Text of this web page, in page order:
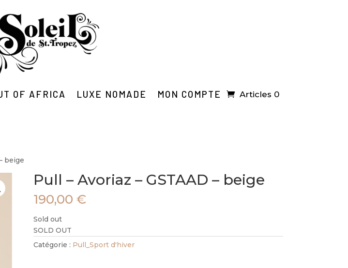
OF AFRICA LUXE NOMADE MON COMPTE Articles 0
beige
Pull – Avoriaz – GSTAAD – beige
190,00 €
Sold out
SOLD OUT
Catégorie : Pull_Sport d'hiver